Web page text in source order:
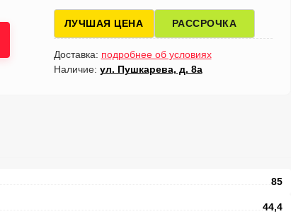
ЛУЧШАЯ ЦЕНА РАССРОЧКА
Доставка: подробнее об условиях
Наличие: ул. Пушкарева, д. 8а
85
44,4